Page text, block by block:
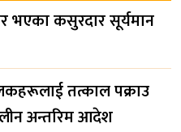
भएका कसुरदार सूर्यमान
तत्काल पक्राउ
अन्तरिम आदेश